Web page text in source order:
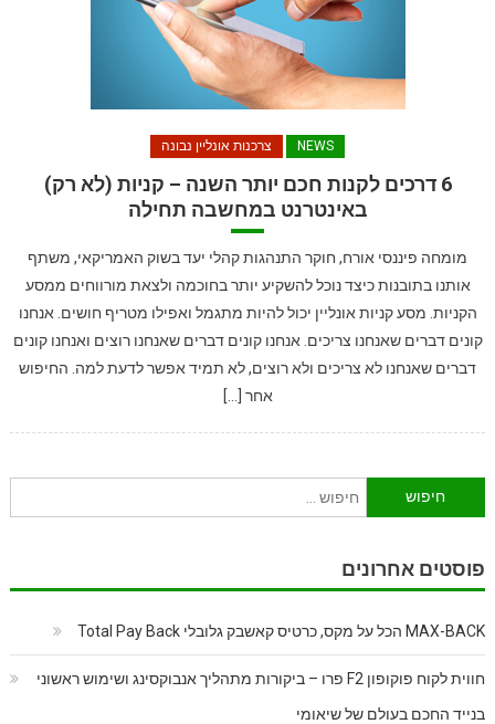
NEWS צרכנות אונליין נבונה
6 דרכים לקנות חכם יותר השנה – קניות (לא רק)
באינטרנט במחשבה תחילה
מומחה פיננסי אורח, חוקר התנהגות קהלי יעד בשוק האמריקאי, משתף
אותנו בתובנות כיצד נוכל להשקיע יותר בחוכמה ולצאת מורווחים ממסע
הקניות. מסע קניות אונליין יכול להיות מתגמל ואפילו מטריף חושים. אנחנו
קונים דברים שאנחנו צריכים. אנחנו קונים דברים שאנחנו רוצים ואנחנו קונים
דברים שאנחנו לא צריכים ולא רוצים, לא תמיד אפשר לדעת למה. החיפוש
אחר […]
חיפוש:
פוסטים אחרונים
MAX-BACK הכל על מקס, כרטיס קאשבק גלובלי Total Pay Back
חווית לקוח פוקופון F2 פרו – ביקורות מתהליך אנבוקסינג ושימוש ראשוני
בנייד החכם בעולם של שיאומי